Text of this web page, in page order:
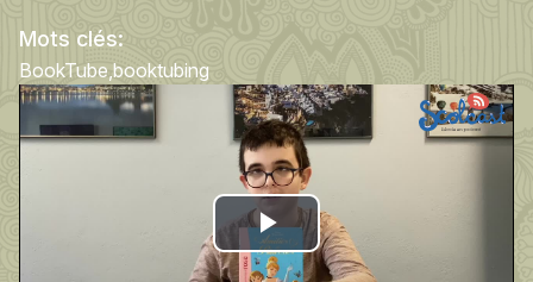
Mots clés:
BookTube booktubing
Play